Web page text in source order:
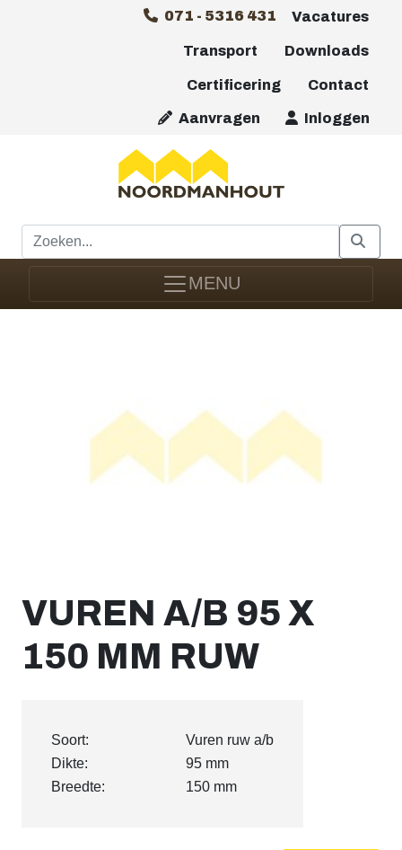
071 - 5316 431 Vacatures
Transport Downloads
Certificering Contact
Aanvragen Inloggen
MENU
VUREN A/B 95 X
150 MM RUW
Soort:
Vuren ruw a/b
Dikte:
95 mm
Breedte:
150 mm